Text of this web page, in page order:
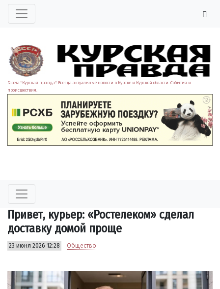
Газета "Курская правда". Всегда актуальные новости в Курске и Курской области. События и
происшествия.
Привет, курьер: «Ростелеком» сделал
доставку домой проще
23 июня 2026 12:28 Общество